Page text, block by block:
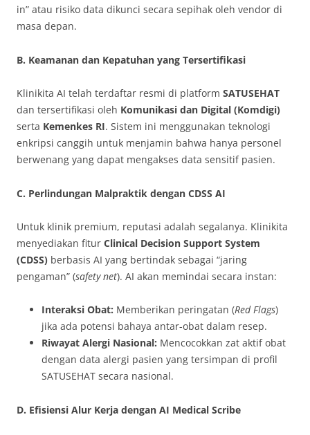
in” atau risiko data dikunci secara sepihak oleh vendor di
masa depan.
B. Keamanan dan Kepatuhan yang Tersertifikasi
Klinikita AI telah terdaftar resmi di platform SATUSEHAT
dan tersertifikasi oleh Komunikasi dan Digital (Komdigi)
serta Kemenkes RI. Sistem ini menggunakan teknologi
enkripsi canggih untuk menjamin bahwa hanya personel
berwenang yang dapat mengakses data sensitif pasien.
C. Perlindungan Malpraktik dengan CDSS AI
Untuk klinik premium, reputasi adalah segalanya. Klinikita
menyediakan fitur Clinical Decision Support System
(CDSS) berbasis AI yang bertindak sebagai “jaring
pengaman” (safety net). AI akan memindai secara instan:
Interaksi Obat: Memberikan peringatan (Red Flags)
jika ada potensi bahaya antar-obat dalam resep.
Riwayat Alergi Nasional: Mencocokkan zat aktif obat
dengan data alergi pasien yang tersimpan di profil
SATUSEHAT secara nasional.
D. Efisiensi Alur Kerja dengan AI Medical Scribe